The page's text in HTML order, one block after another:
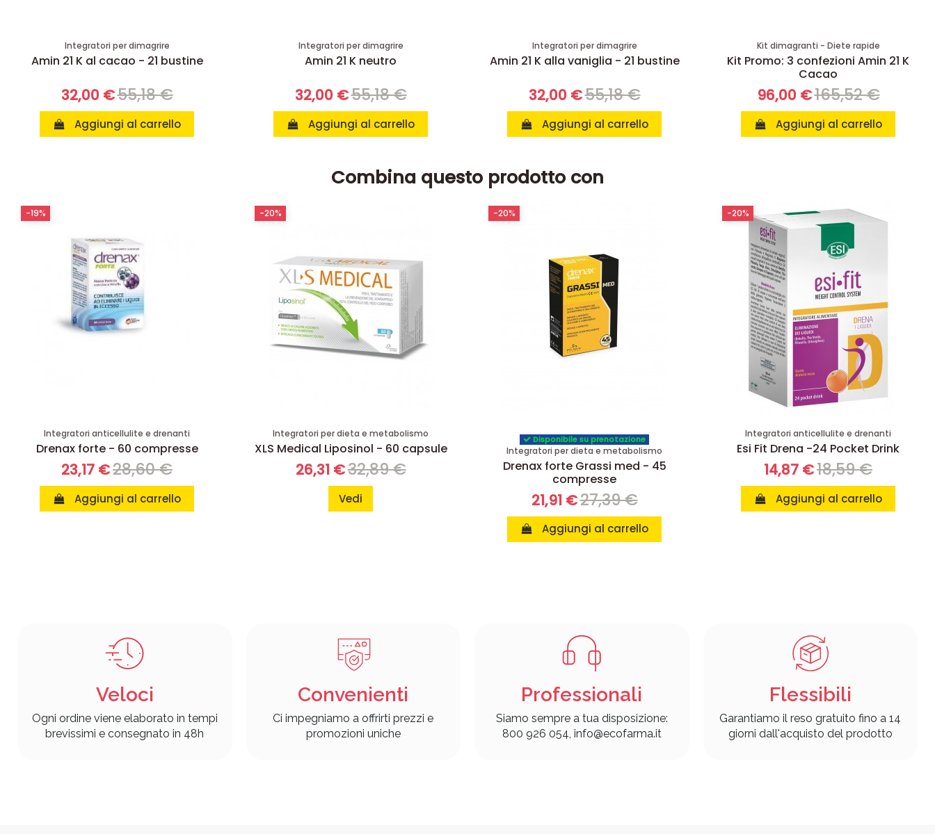
Integratori per dimagrire
Amin 21 K al cacao - 21 bustine
32,00 €55,18 €
Aggiungi al carrello
Integratori per dimagrire
Amin 21 K neutro
32,00 €55,18 €
Aggiungi al carrello
Integratori per dimagrire
Amin 21 K alla vaniglia - 21 bustine
32,00 €55,18 €
Aggiungi al carrello
Kit dimagranti - Diete rapide
Kit Promo: 3 confezioni Amin 21 K
Cacao
96,00 €165,52 €
Aggiungi al carrello
Combina questo prodotto con
Integratori anticellulite e drenanti
Drenax forte - 60 compresse
23,17 €28,60 €
Aggiungi al carrello
-19%
Integratori per dieta e metabolismo
XLS Medical Liposinol - 60 capsule
26,31 €32,89 €
Vedi
-20%
Disponibile su prenotazione
Integratori per dieta e metabolismo
Drenax forte Grassi med - 45
compresse
21,91 €27,39 €
Aggiungi al carrello
-20%
Integratori anticellulite e drenanti
Esi Fit Drena -24 Pocket Drink
14,87 €18,59 €
Aggiungi al carrello
-20%
Veloci
Ogni ordine viene elaborato in tempi
brevissimi e consegnato in 48h
Convenienti
Ci impegniamo a offrirti prezzi e
promozioni uniche
Professionali
Siamo sempre a tua disposizione:
800 926 054, info@ecofarma.it
Flessibili
Garantiamo il reso gratuito fino a 14
giorni dall'acquisto del prodotto